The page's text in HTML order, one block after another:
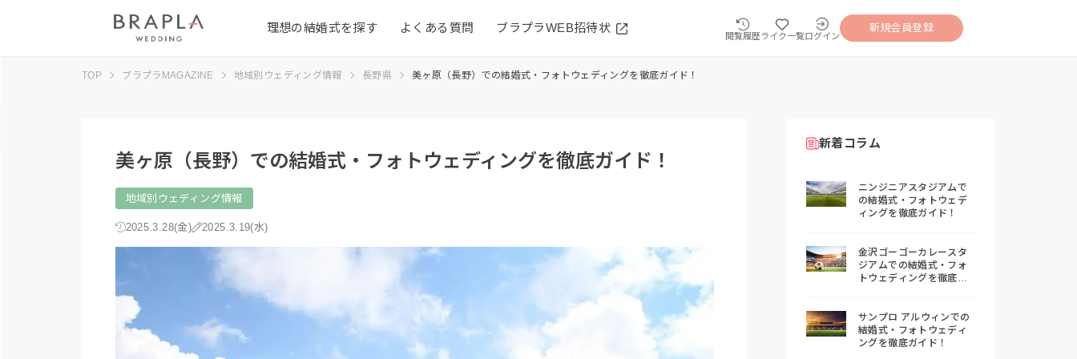
理想の結婚式を探す よくある質問 ブラプラWEB招待状
閲覧履歴ライク一覧ログイン
新規会員登録
TOP ブラプラMAGAZINE 地域別ウェディング情報 長野県 美ヶ原（長野）での結婚式・フォトウェディングを徹底ガイド！
美ヶ原（長野）での結婚式・フォトウェディングを徹底ガイド！
地域別ウェディング情報
2025.3.28(金) 2025.3.19(水)
新着コラム
ニンジニアスタジアムで
の結婚式・フォトウェデ
ィングを徹底ガイド！
金沢ゴーゴーカレースタ
ジアムでの結婚式・フォ
トウェディングを徹底ガ
サンプロ アルウィンでの
結婚式・フォトウェディ
ングを徹底ガイド！